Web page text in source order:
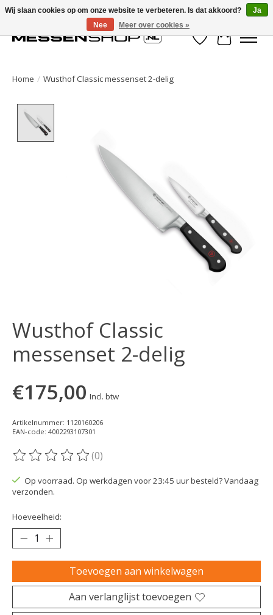
Verlanglijst
Home / Wusthof Classic messenset 2-delig
Wusthof Classic
messenset 2-delig
€175,00 Incl. btw
Artikelnummer: 1120160206
EAN-code: 4002293107301
De beoordeling van dit product is
(0)
Op voorraad. Op werkdagen voor 23:45 uur besteld? Vandaag
verzonden.
Hoeveelheid:
Toevoegen aan winkelwagen
Aan verlanglijst toevoegen
Wij slaan cookies op om onze website te verbeteren. Is dat akkoord?
Ja
Nee
Meer over cookies »